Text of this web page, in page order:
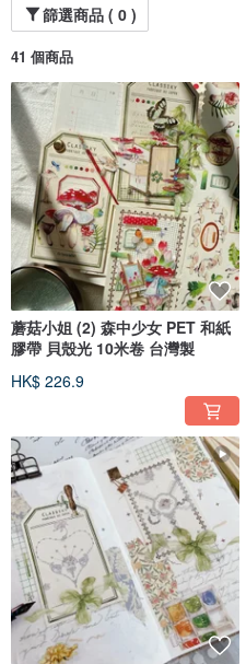
篩選商品 ( 0 )
41 個商品
蘑菇小姐 (2) 森中少女 PET 和紙
膠帶 貝殼光 10米卷 台灣製
HK$ 226.9